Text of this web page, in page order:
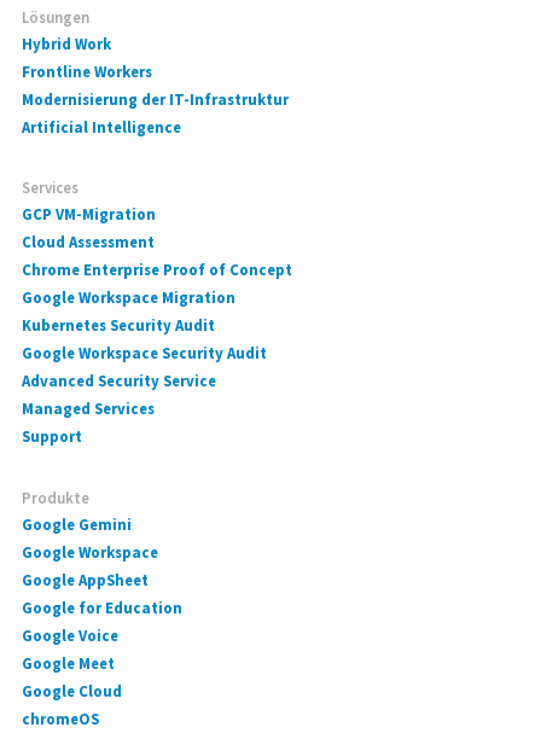
Lösungen
Hybrid Work
Frontline Workers
Modernisierung der IT-Infrastruktur
Artificial Intelligence
Services
GCP VM-Migration
Cloud Assessment
Chrome Enterprise Proof of Concept
Google Workspace Migration
Kubernetes Security Audit
Google Workspace Security Audit
Advanced Security Service
Managed Services
Support
Produkte
Google Gemini
Google Workspace
Google AppSheet
Google for Education
Google Voice
Google Meet
Google Cloud
chromeOS